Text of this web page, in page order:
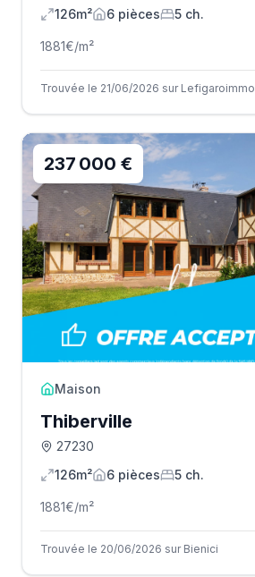
126m² 6 pièces 5 ch.
1881€/m²
Trouvée le 21/06/2026 sur Lefigaroimmo
237 000 €
Maison
Thiberville
27230
126m²
6 pièces 5 ch.
1881€/m²
Trouvée le 20/06/2026 sur Bienici